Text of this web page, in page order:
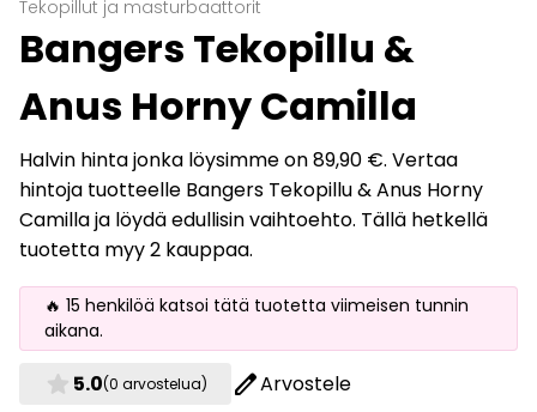
Tekopillut ja masturbaattorit
Bangers Tekopillu &
Anus Horny Camilla
Halvin hinta jonka löysimme on 89,90 €. Vertaa
hintoja tuotteelle Bangers Tekopillu & Anus Horny
Camilla ja löydä edullisin vaihtoehto. Tällä hetkellä
tuotetta myy 2 kauppaa.
🔥 15 henkilöä katsoi tätä tuotetta viimeisen tunnin
aikana.
star 5.0(0 arvostelua) editArvostele